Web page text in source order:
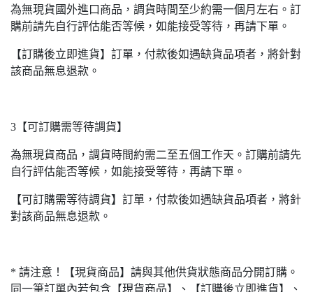
為無現貨國外進口商品，調貨時間至少約需一個月左右。訂
購前請先自行評估能否等候，如能接受等待，再請下單。
【訂購後立即進貨】訂單，付款後如遇缺貨品項者，將針對
該商品無息退款。
3【可訂購需等待調貨】
為無現貨商品，調貨時間約需二至五個工作天。訂購前請先
自行評估能否等候，如能接受等待，再請下單。
【可訂購需等待調貨】訂單，付款後如遇缺貨品項者，將針
對該商品無息退款。
* 請注意！【現貨商品】請與其他供貨狀態商品分開訂購。
同一筆訂單內若包含【現貨商品】、【訂購後立即進貨】、